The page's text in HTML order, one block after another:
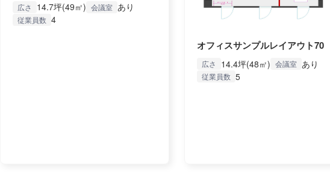
広さ 14.7坪(49㎡) 会議室 あり
従業員数 4
オフィスサンプルレイアウト70
広さ 14.4坪(48㎡) 会議室 あり
従業員数 5